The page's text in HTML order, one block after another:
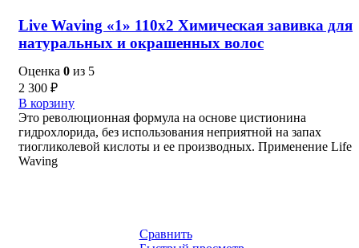
Live Waving «1» 110х2 Химическая завивка для
натуральных и окрашенных волос
Оценка 0 из 5
2 300 ₽
В корзину
Это революционная формула на основе цистионина
гидрохлорида, без использования неприятной на запах
тиогликолевой кислоты и ее производных. Применение Life
Waving
Сравнить